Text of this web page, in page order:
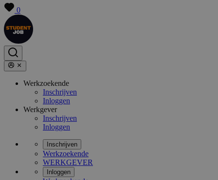
0
Werkzoekende
Inschrijven
Inloggen
Werkgever
Inschrijven
Inloggen
Inschrijven
Werkzoekende
WERKGEVER
Inloggen